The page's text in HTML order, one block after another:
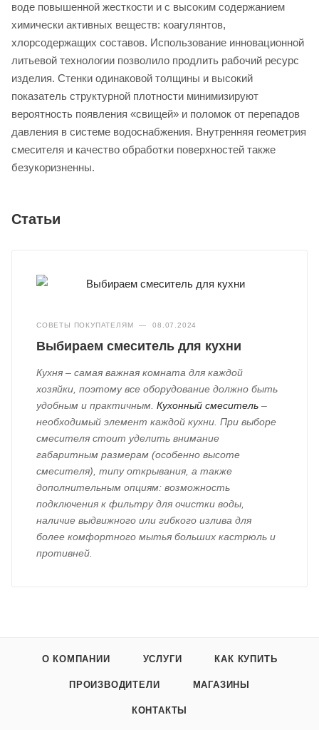
воде повышенной жесткости и с высоким содержанием
химически активных веществ: коагулянтов,
хлорсодержащих составов. Использование инновационной
литьевой технологии позволило продлить рабочий ресурс
изделия. Стенки одинаковой толщины и высокий
показатель структурной плотности минимизируют
вероятность появления «свищей» и поломок от перепадов
давления в системе водоснабжения. Внутренняя геометрия
смесителя и качество обработки поверхностей также
безукоризненны.
Статьи
СОВЕТЫ ПОКУПАТЕЛЯМ — 08.07.2024
Выбираем смеситель для кухни
Кухня – самая важная комната для каждой
хозяйки, поэтому все оборудование должно быть
удобным и практичным.Кухонный смеситель –
необходимый элемент каждой кухни. При выборе
смесителя стоит уделить внимание
габаритным размерам (особенно высоте
смесителя), типу открывания, а также
дополнительным опциям: возможность
подключения к фильтру для очистки воды,
наличие выдвижного или гибкого излива для
более комфортного мытья больших кастрюль и
противней.
О КОМПАНИИ УСЛУГИ КАК КУПИТЬ
ПРОИЗВОДИТЕЛИ МАГАЗИНЫ
КОНТАКТЫ